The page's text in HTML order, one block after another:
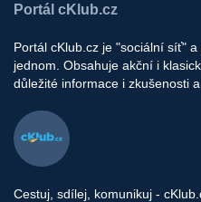
Portál cKlub.cz
Portál cKlub.cz je "sociální síť"
jednom. Obsahuje akční i
důležité informace i zkušenosti
Cestuj, sdílej, komunikuj -